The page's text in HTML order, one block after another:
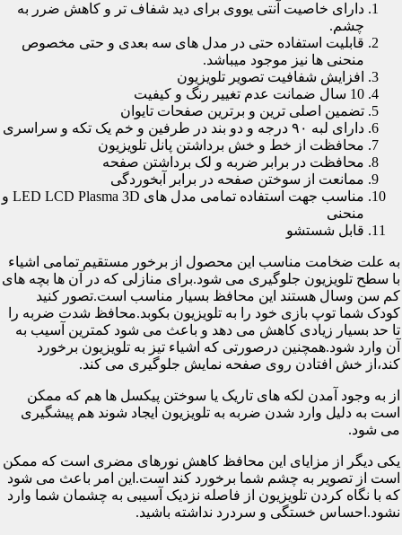
دارای خاصیت آنتی یووی برای دید شفاف تر و کاهش ضرر به
چشم.
قابلیت استفاده حتی در مدل های سه بعدی و حتی مخصوص
منحنی ها نیز موجود میباشد.
افزایش شفافیت تصویر تلویزیون
10 سال ضمانت عدم تغییر رنگ و کیفیت
تضمین اصلی ترین و برترین صفحات تایوان
دارای لبه ۹۰ درجه و دو بند در طرفین و خم یک تکه و سراسری
محافظت از خط و خش برداشتن پانل تلویزیون
محافظت در برابر ضربه و لک برداشتن صفحه
ممانعت از سوختن صفحه در برابر آبخوردگی
مناسب جهت استفاده تمامی مدل های LED LCD Plasma 3D و
منحنی
قابل شستشو
به علت ضخامت مناسب این محصول از برخور مستقیم تمامی اشیاء
با سطح تلویزیون جلوگیری می شود.برای منازلی که در آن ها بچه های
کم سن وسال هستند این محافظ بسیار مناسب است.تصور کنید
کودک شما توپ بازی خود را به تلویزیون بکوبد.محافظ شدت ضربه را
تا حد بسیار زیادی کاهش می دهد و باعث می شود کمترین آسیب به
آن وارد شود.همچنین درصورتی که اشیاء تیز به تلویزیون برخورد
کند،از خش افتادن روی صفحه نمایش جلوگیری می کند.
از به وجود آمدن لکه های تاریک یا سوختن پیکسل ها هم که ممکن
است به دلیل وارد شدن ضربه به تلویزیون ایجاد شوند هم پیشگیری
می شود.
یکی دیگر از مزایای این محافظ کاهش نورهای مضری است که ممکن
است از تصویر به چشم شما برخورد کند است.این امر باعث می شود
که با نگاه کردن تلویزیون از فاصله نزدیک آسیبی به چشمان شما وارد
نشود.احساس خستگی و سردرد نداشته باشید.